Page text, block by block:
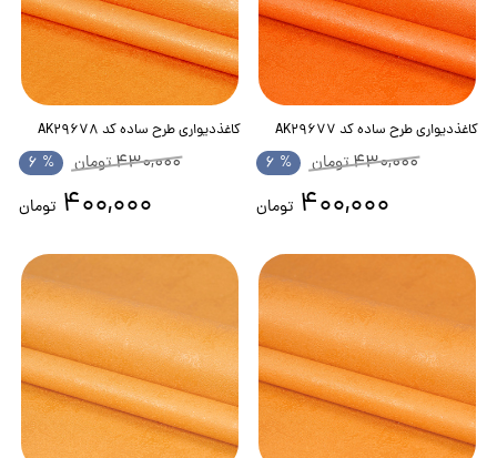
کاغذدیواری طرح ساده کد AK29677
430,000تومان % 6
400,000 تومان
کاغذدیواری طرح ساده کد AK29678
430,000تومان % 6
400,000 تومان